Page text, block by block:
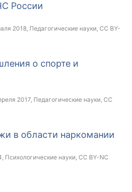
России
2018, Педагогические науки, CC BY-
о спорте и
2017, Педагогические науки, CC
в области наркомании
, Психологические науки, CC BY-NC